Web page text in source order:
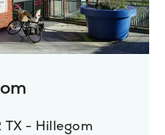
TX - Hillegom